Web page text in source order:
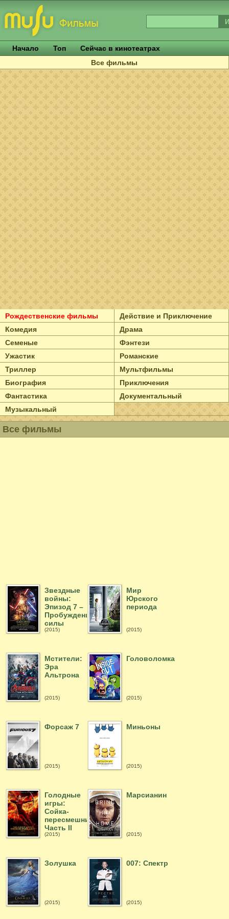
Начало Топ
Сейчас в кинотеатрах
Все фильмы
Рождественские фильмы
Действие и Приключение
Комедия
Драма
Семеные
Фэнтези
Ужастик
Романские
Триллер
Мультфильмы
Биография
Приключения
Фантастика
Документальный
Музыкальный
Все фильмы
Звездные
войны:
Эпизод 7 –
Пробуждение
силы
(2015)
Мир
Юрского
периода
(2015)
Мстители:
Эра
Альтрона
(2015)
Головоломка
(2015)
Форсаж 7
(2015)
Миньоны
(2015)
Голодные
игры:
Сойка-
пересмешница.
Часть II
(2015)
Марсианин
(2015)
Золушка
(2015)
007: Спектр
(2015)